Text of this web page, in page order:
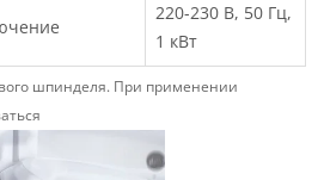
220-230 В, 50 Гц,
1 кВт
шпинделя. При применении